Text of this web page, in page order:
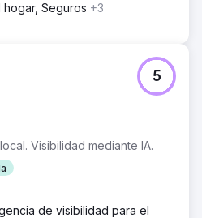
Seguros +3
Visibilidad mediante IA.
5
de visibilidad para el